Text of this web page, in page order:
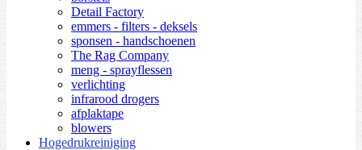
Detail Factory
emmers - filters - deksels
sponsen - handschoenen
The Rag Company
meng - sprayflessen
verlichting
infrarood drogers
afplaktape
blowers
Hogedrukreiniging